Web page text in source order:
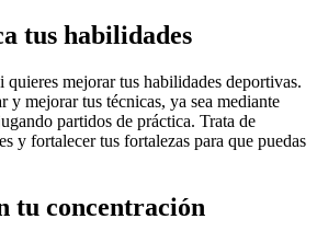
tus habilidades
quieres mejorar tus habilidades deportivas.
y mejorar tus técnicas, ya sea mediante
partidos de práctica. Trata de
y fortalecer tus fortalezas para que puedas
tu concentración